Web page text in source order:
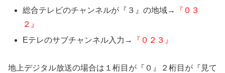
総合テレビのチャンネルが『３』の地域→
『０３
２』
Eテレのサブチャンネル入力→
『０２３』
地上デジタル放送の場合は１桁目が『０』２桁目が『見て